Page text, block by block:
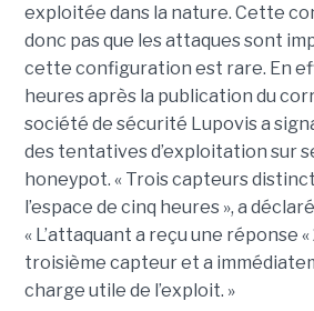
exploitée dans la nature. Cette
donc pas que les attaques sont
cette configuration est rare. En
heures après la publication du
société de sécurité Lupovis a
des tentatives d’exploitation sur
honeypot. « Trois capteurs
l’espace de cinq heures », a
« L’attaquant a reçu une réponse «
troisième capteur et a
charge utile de l’exploit. »